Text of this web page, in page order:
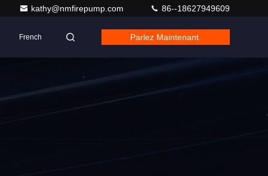
kathy@nmfirepump.com 86--18627949609
French Parlez Maintenant.